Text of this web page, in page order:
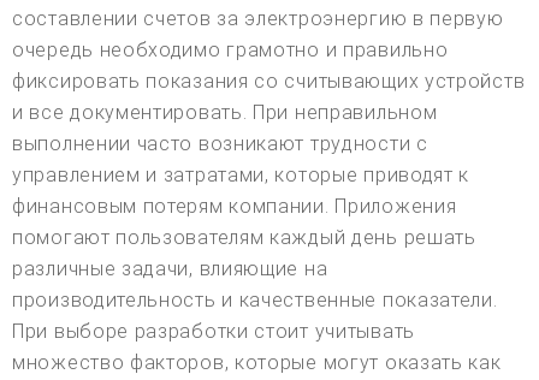
составлении счетов за электроэнергию в первую
очередь необходимо грамотно и правильно
фиксировать показания со считывающих устройств
и все документировать. При неправильном
выполнении часто возникают трудности с
управлением и затратами, которые приводят к
финансовым потерям компании. Приложения
помогают пользователям каждый день решать
различные задачи, влияющие на
производительность и качественные показатели.
При выборе разработки стоит учитывать
множество факторов, которые могут оказать как